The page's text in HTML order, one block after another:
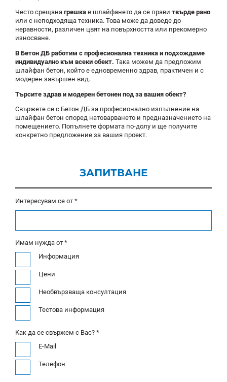
Често срещана грешка е шлайфането да се прави твърде рано
или с неподходяща техника. Това може да доведе до
неравности, различен цвят на повърхността или прекомерно
износване.
В Бетон ДБ работим с професионална техника и подхождаме
индивидуално към всеки обект. Така можем да предложим
шлайфан бетон, който е едновременно здрав, практичен и с
модерен завършен вид.
Търсите здрав и модерен бетонен под за вашия обект?
Свържете се с Бетон ДБ за професионално изпълнение на
шлайфан бетон според натоварването и предназначението на
помещението. Попълнете формата по-долу и ще получите
конкретно предложение за вашия проект.
ЗАПИТВАНЕ
Интересувам се от *
Имам нужда от *
Информация
Цени
Необвързваща консултация
Тестова информация
Как да се свържем с Вас? *
E-Mail
Телефон